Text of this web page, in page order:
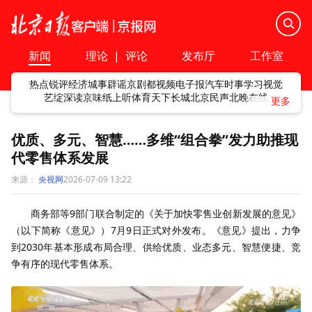
新闻 理论 | 评论 发布厅 工作室
热点锐评经济城事辟谣京剧都视频电子报汽车时事学习视觉
艺绽深读京味纸上听体育天下长城北京民声北晚在线
优质、多元、智慧……多维“组合拳”发力助推现
代零售体系发展
来源： 央视网2026-07-09 13:22
商务部等9部门联合制定的《关于加快零售业创新发展的意见》
（以下简称《意见》）7月9日正式对外发布。《意见》提出，力争
到2030年基本形成布局合理、供给优质、业态多元、智慧便捷、竞
争有序的现代零售体系。